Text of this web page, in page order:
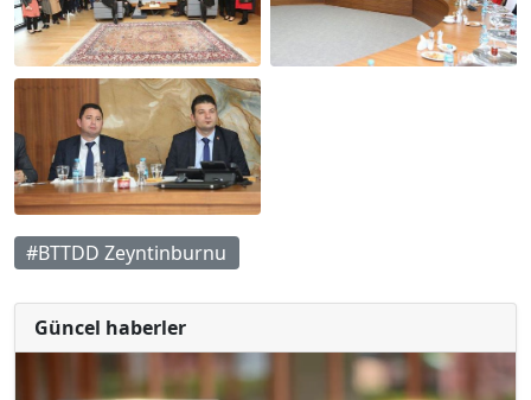
#BTTDD Zeyntinburnu
Güncel haberler